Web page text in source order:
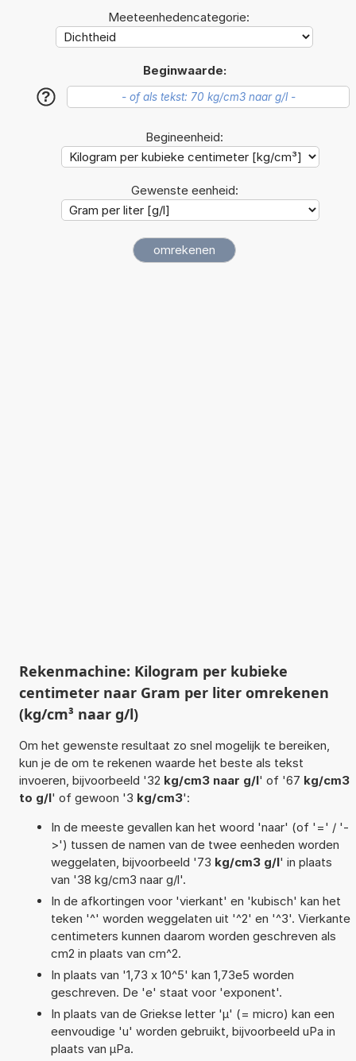
Meeteenhedencategorie:
Beginwaarde:
?
Begineenheid:
Gewenste eenheid:
Rekenmachine: Kilogram per kubieke
centimeter naar Gram per liter omrekenen
(kg/cm³ naar g/l)
Om het gewenste resultaat zo snel mogelijk te bereiken,
kun je de om te rekenen waarde het beste als tekst
invoeren, bijvoorbeeld '32 kg/cm3 naar g/l' of '67 kg/cm3
to g/l' of gewoon '3 kg/cm3':
In de meeste gevallen kan het woord 'naar' (of '=' / '-
>') tussen de namen van de twee eenheden worden
weggelaten, bijvoorbeeld '73 kg/cm3 g/l' in plaats
van '38 kg/cm3 naar g/l'.
In de afkortingen voor 'vierkant' en 'kubisch' kan het
teken '^' worden weggelaten uit '^2' en '^3'. Vierkante
centimeters kunnen daarom worden geschreven als
cm2 in plaats van cm^2.
In plaats van '1,73 x 10^5' kan 1,73e5 worden
geschreven. De 'e' staat voor 'exponent'.
In plaats van de Griekse letter 'µ' (= micro) kan een
eenvoudige 'u' worden gebruikt, bijvoorbeeld uPa in
plaats van µPa.